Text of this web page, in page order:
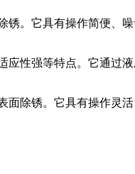
。它具有操作简便、
性强等特点。它通过
除锈。它具有操作灵活